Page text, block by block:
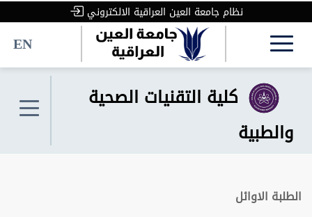
نظام جامعة العين العراقية الالكتروني
EN
كلية التقنيات الصحية
والطبية
الطلبة الاوائل